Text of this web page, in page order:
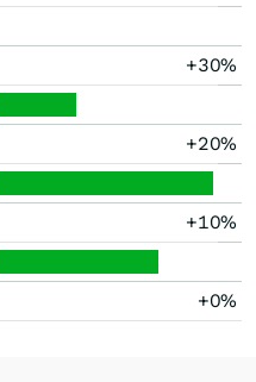
+30%
+20%
+10%
+0%